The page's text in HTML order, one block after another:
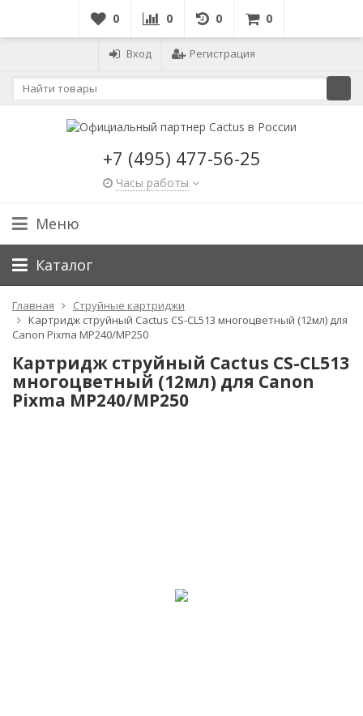
0 0 0 0
Вход Регистрация
+7 (495) 477-56-25
Часы работы
Меню
Каталог
Главная
Струйные картриджи
Картридж струйный Cactus CS-CL513 многоцветный (12мл) для
Canon Pixma MP240/MP250
Картридж струйный Cactus CS-CL513
многоцветный (12мл) для Canon
Pixma MP240/MP250